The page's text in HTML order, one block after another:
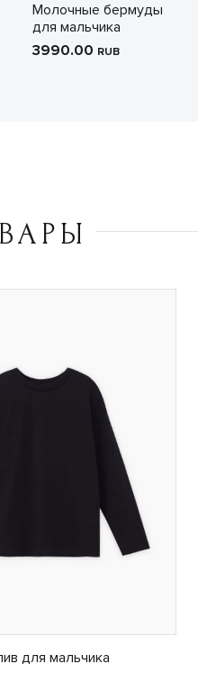
Молочные бермуды
для мальчика
3990.00 RUB
для мальчика